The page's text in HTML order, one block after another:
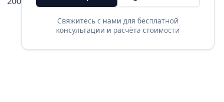
Свяжитесь с нами для бесплатной
консультации и расчёта стоимости